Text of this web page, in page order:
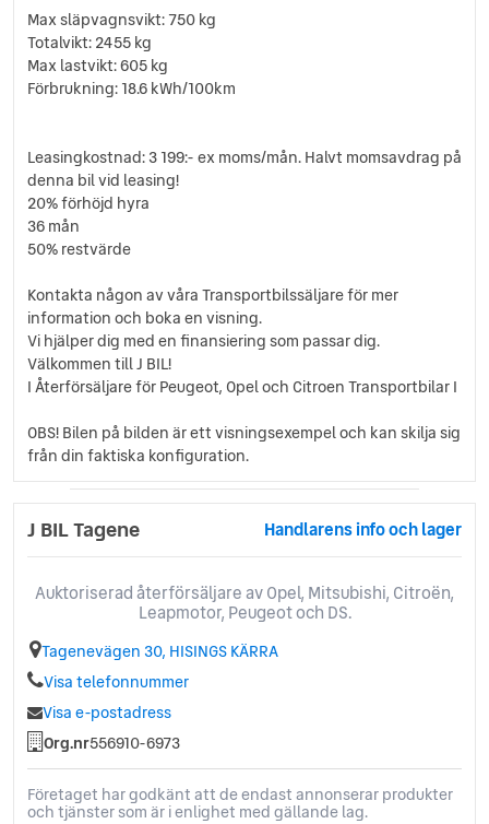
Förvaringsfack taket ovan förare
Förvaringsfack under handskfacket
Halogenstrålkastare
Handskfack
Justerbar ratt
Justerbart förarsäte
Mellanvägg med genomlastningslucka
Nackskydd justerbara i höjd
Parkeringsensorer bak
Radio
Regnsensor
Servostyrning
Sidospeglar med defroster
Skyddsinklädnad väggar
Trafikskyltsavläsning
Trötthetsvarnare
Tygklädsel Grå Mistral
Uppvärmd multifunktionsratt
Uppvärmda säten
VAEB (Videoassisterad Autobroms)
Visiopark 180° Backkamera
Max släpvagnsvikt: 750 kg
Totalvikt: 2455 kg
Max lastvikt: 605 kg
Förbrukning: 18.6 kWh/100km
Leasingkostnad: 3 199:- ex moms/mån. Halvt momsavdrag på
denna bil vid leasing!
20% förhöjd hyra
36 mån
50% restvärde
Kontakta någon av våra Transportbilssäljare för mer
information och boka en visning.
Vi hjälper dig med en finansiering som passar dig.
Välkommen till J BIL!
I Återförsäljare för Peugeot, Opel och Citroen Transportbilar I
OBS! Bilen på bilden är ett visningsexempel och kan skilja sig
från din faktiska konfiguration.
J BIL Tagene Handlarens info och lager
Auktoriserad återförsäljare av Opel, Mitsubishi, Citroën,
Leapmotor, Peugeot och DS.
Tagenevägen 30, HISINGS KÄRRA
Visa telefonnummer
Visa e-postadress
Org.nr556910-6973
Företaget har godkänt att de endast annonserar produkter
och tjänster som är i enlighet med gällande lag.